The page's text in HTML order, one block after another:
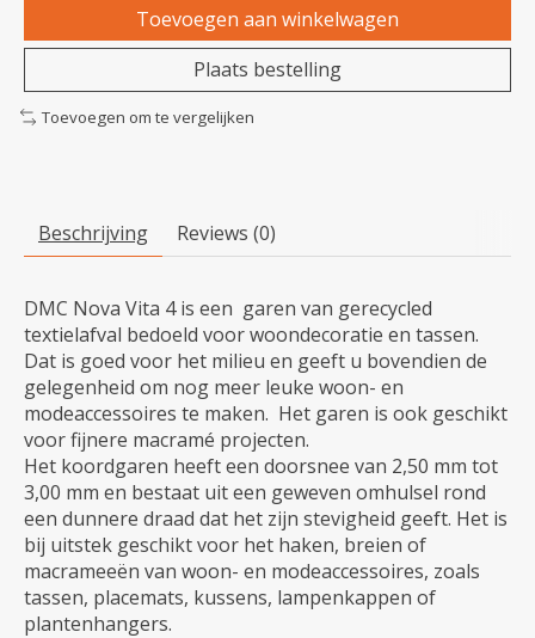
Toevoegen aan winkelwagen
Plaats bestelling
Toevoegen om te vergelijken
Beschrijving Reviews (0)
DMC Nova Vita 4 is een garen van gerecycled
textielafval bedoeld voor woondecoratie en tassen.
Dat is goed voor het milieu en geeft u bovendien de
gelegenheid om nog meer leuke woon- en
modeaccessoires te maken. Het garen is ook geschikt
voor fijnere macramé projecten.
Het koordgaren heeft een doorsnee van 2,50 mm tot
3,00 mm en bestaat uit een geweven omhulsel rond
een dunnere draad dat het zijn stevigheid geeft. Het is
bij uitstek geschikt voor het haken, breien of
macrameeën van woon- en modeaccessoires, zoals
tassen, placemats, kussens, lampenkappen of
plantenhangers.